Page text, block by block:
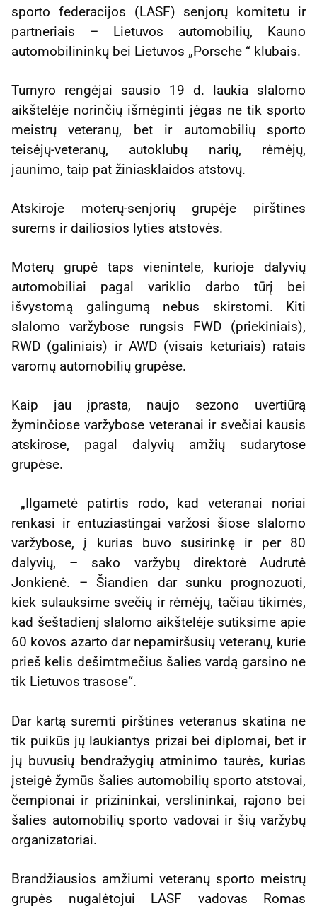
sporto federacijos (LASF) senjorų komitetu ir
partneriais – Lietuvos automobilių, Kauno
automobilininkų bei Lietuvos „Porsche “ klubais.
Turnyro rengėjai sausio 19 d. laukia slalomo
aikštelėje norinčių išmėginti jėgas ne tik sporto
meistrų veteranų, bet ir automobilių sporto
teisėjų-veteranų, autoklubų narių, rėmėjų,
jaunimo, taip pat žiniasklaidos atstovų.
Atskiroje moterų-senjorių grupėje pirštines
surems ir dailiosios lyties atstovės.
Moterų grupė taps vienintele, kurioje dalyvių
automobiliai pagal variklio darbo tūrį bei
išvystomą galingumą nebus skirstomi. Kiti
slalomo varžybose rungsis FWD (priekiniais),
RWD (galiniais) ir AWD (visais keturiais) ratais
varomų automobilių grupėse.
Kaip jau įprasta, naujo sezono uvertiūrą
žyminčiose varžybose veteranai ir svečiai kausis
atskirose, pagal dalyvių amžių sudarytose
grupėse.
„Ilgametė patirtis rodo, kad veteranai noriai
renkasi ir entuziastingai varžosi šiose slalomo
varžybose, į kurias buvo susirinkę ir per 80
dalyvių, – sako varžybų direktorė Audrutė
Jonkienė. – Šiandien dar sunku prognozuoti,
kiek sulauksime svečių ir rėmėjų, tačiau tikimės,
kad šeštadienį slalomo aikštelėje sutiksime apie
60 kovos azarto dar nepamiršusių veteranų, kurie
prieš kelis dešimtmečius šalies vardą garsino ne
tik Lietuvos trasose“.
Dar kartą suremti pirštines veteranus skatina ne
tik puikūs jų laukiantys prizai bei diplomai, bet ir
jų buvusių bendražygių atminimo taurės, kurias
įsteigė žymūs šalies automobilių sporto atstovai,
čempionai ir prizininkai, verslininkai, rajono bei
šalies automobilių sporto vadovai ir šių varžybų
organizatoriai.
Brandžiausios amžiumi veteranų sporto meistrų
grupės nugalėtojui LASF vadovas Romas